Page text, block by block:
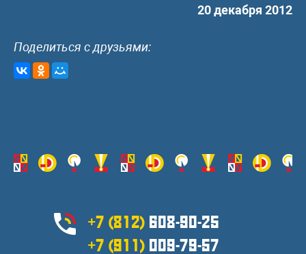
20 декабря 2012
Поделиться с друзьями:
+7 (812) 608-90-25
+7 (911) 009-79-57